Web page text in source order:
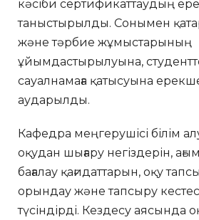
кәсіби сертификаттаудың
таныстырылды. Сонымен
және тәрбие жұмыстарының
ұйымдастырылуына,
сауалнамаға қатысуына
аударылды.
Кафедра меңгерушісі білім
оқудан шығару негіздерін,
бағалау қағидаттарын, оқу
орындау және тапсыру
түсіндірді. Кездесу аясында